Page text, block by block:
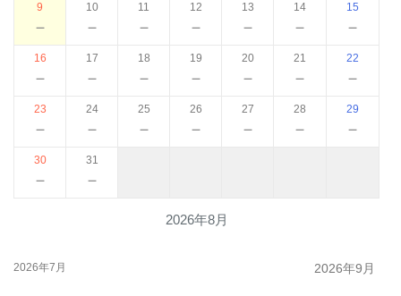
2026年8月
9
－
10
－
11
－
12
－
13
－
14
－
15
－
16
－
17
－
18
－
19
－
20
－
21
－
22
－
23
－
24
－
25
－
26
－
27
－
28
－
29
－
30
－
31
－
2026年7月 2026年9月